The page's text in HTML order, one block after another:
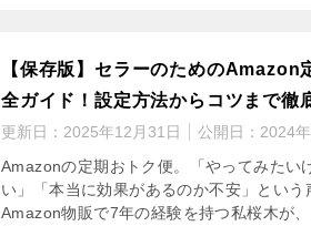
【保存版】セラーのためのAmazon
全ガイド！設定方法からコツまで徹
更新日： 2025年12月31日 公開日： 2024
Amazonの定期おトク便。「やってみたい
い」「本当に効果があるのか不安」という
Amazon物販で7年の経験を持つ私桜木が